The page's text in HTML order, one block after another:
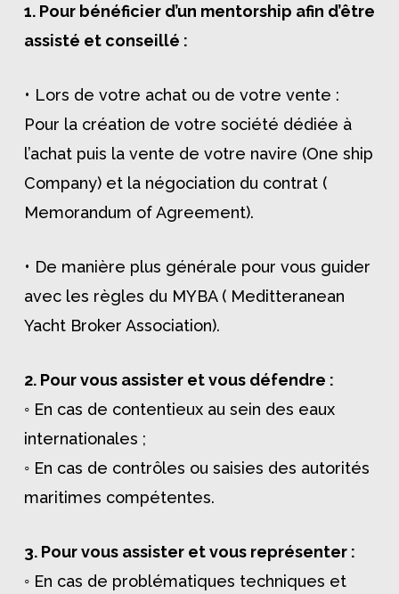
1. Pour bénéficier d’un mentorship afin d’être
assisté et conseillé :
• Lors de votre achat ou de votre vente :
Pour la création de votre société dédiée à
l’achat puis la vente de votre navire (One ship
Company) et la négociation du contrat (
Memorandum of Agreement).
• De manière plus générale pour vous guider
avec les règles du MYBA ( Meditteranean
Yacht Broker Association).
2. Pour vous assister et vous défendre :
◦ En cas de contentieux au sein des eaux
internationales ;
◦ En cas de contrôles ou saisies des autorités
maritimes compétentes.
3. Pour vous assister et vous représenter :
◦ En cas de problématiques techniques et